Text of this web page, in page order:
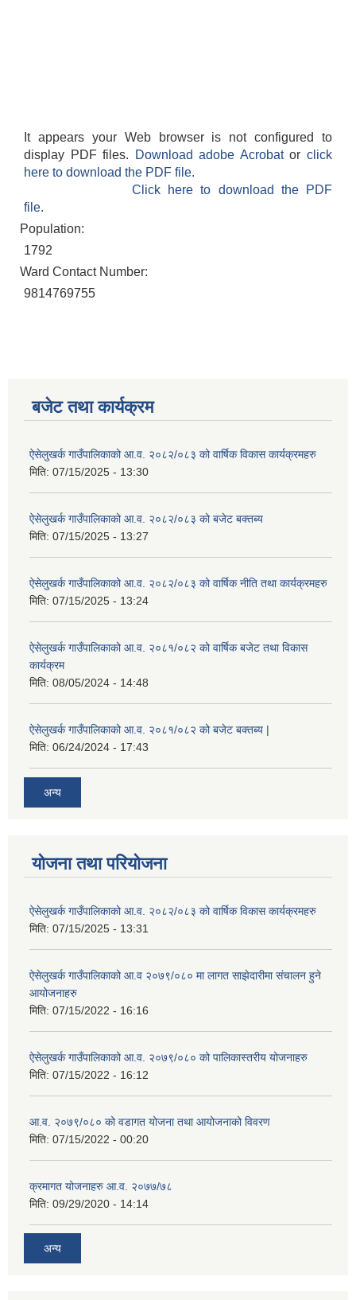
It appears your Web browser is not configured to
display PDF files.
Download adobe Acrobatorclick
here to download the PDF file.
Click here to download the PDF
file.
Population:
1792
Ward Contact Number:
9814769755
बजेट तथा कार्यक्रम
ऐसेलुखर्क गाउँपालिकाको आ.व. २०८२/०८३ को वार्षिक विकास कार्यक्रमहरु
मिति: 07/15/2025 - 13:30
ऐसेलुखर्क गाउँपालिकाको आ.व. २०८२/०८३ को बजेट बक्तब्य
मिति: 07/15/2025 - 13:27
ऐसेलुखर्क गाउँपालिकाको आ.व. २०८२/०८३ को वार्षिक नीति तथा कार्यक्रमहरु
मिति: 07/15/2025 - 13:24
ऐसेलुखर्क गाउँपालिकाको आ.व. २०८१/०८२ को वार्षिक बजेट तथा विकास
कार्यक्रम
मिति: 08/05/2024 - 14:48
ऐसेलुखर्क गाउँपालिकाको आ.व. २०८१/०८२ को बजेट बक्तब्य |
मिति: 06/24/2024 - 17:43
अन्य
योजना तथा परियोजना
ऐसेलुखर्क गाउँपालिकाको आ.व. २०८२/०८३ को वार्षिक विकास कार्यक्रमहरु
मिति: 07/15/2025 - 13:31
ऐसेलुखर्क गाउँपालिकाको आ.व २०७९/०८० मा लागत साझेदारीमा संचालन हुने
आयोजनाहरु
मिति: 07/15/2022 - 16:16
ऐसेलुखर्क गाउँपालिकाको आ.व. २०७९/०८० को पालिकास्तरीय योजनाहरु
मिति: 07/15/2022 - 16:12
आ.व. २०७९/०८० को वडागत योजना तथा आयोजनाको विवरण
मिति: 07/15/2022 - 00:20
क्रमागत योजनाहरु आ.व. २०७७/७८
मिति: 09/29/2020 - 14:14
अन्य